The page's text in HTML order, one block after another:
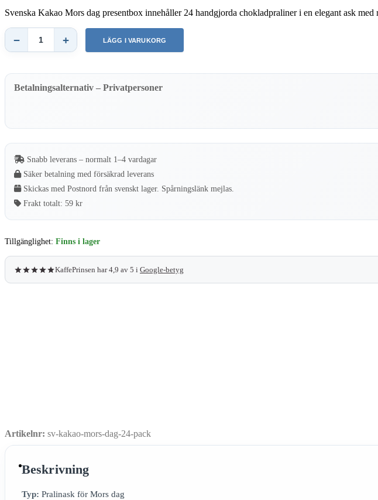
Svenska Kakao Mors dag presentbox innehåller 24 handgjorda chokladpraliner i en elegant ask
Svenska
Kakao
dag
presentbox
mängd
− + LÄGG I VARUKORG
Betalningsalternativ – Privatpersoner
Snabb leverans – normalt 1–4 vardagar
Säker betalning med försäkrad leverans
Skickas med Postnord från svenskt lager. Spårningslänk mejlas.
Frakt totalt: 59 kr
Tillgänglighet: Finns i lager
KaffePrinsen har 4,9 av 5 i Google-betyg
Artikelnr: sv-kakao-mors-dag-24-pack
Beskrivning
Typ: Pralinask för Mors dag